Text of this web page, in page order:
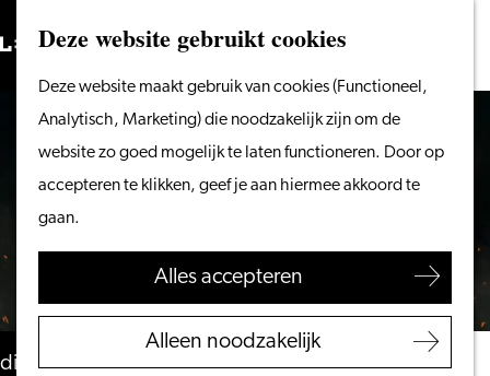
Deze website gebruikt cookies
Deze website maakt gebruik van cookies (Functioneel,
Analytisch, Marketing) die noodzakelijk zijn om de
website zo goed mogelijk te laten functioneren. Door op
accepteren te klikken, geef je aan hiermee akkoord te
gaan.
Alles accepteren
Alleen noodzakelijk
naar
homepage
Menu
ZoekenVanaf het water
wandelen
Winkelen
Eten & drinken
Met kinderen
VVV Leiden
Bereikbaarheid
Zoeken
dinsdag 23 februari 2027